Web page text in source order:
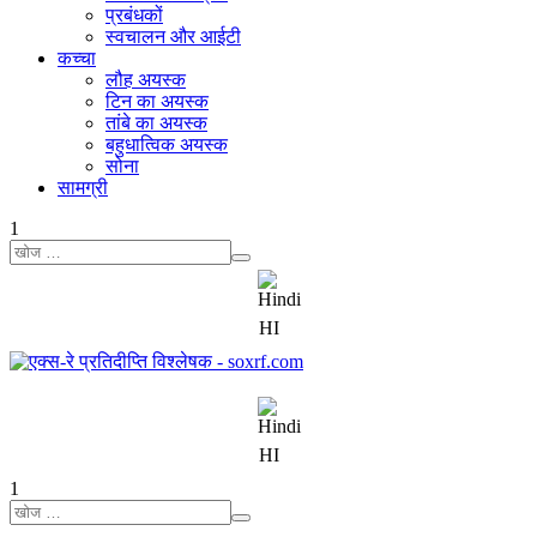
प्रबंधकों
स्वचालन और आईटी
कच्चा
लौह अयस्क
टिन का अयस्क
तांबे का अयस्क
बहुधात्विक अयस्क
सोना
सामग्री
1
HI
HI
1